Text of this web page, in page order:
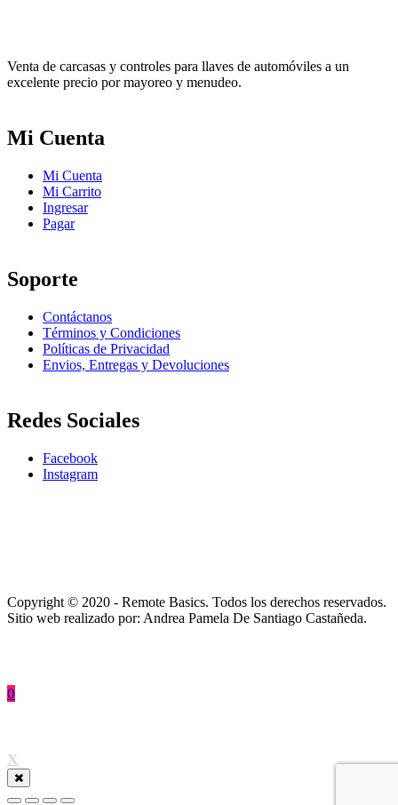
Venta de carcasas y controles para llaves de automóviles a un
excelente precio por mayoreo y menudeo.
Mi Cuenta
Mi Cuenta
Mi Carrito
Ingresar
Pagar
Soporte
Contáctanos
Términos y Condiciones
Políticas de Privacidad
Envios, Entregas y Devoluciones
Redes Sociales
Facebook
Instagram
Copyright © 2020 - Remote Basics. Todos los derechos reservados.
Sitio web realizado por: Andrea Pamela De Santiago Castañeda.
0
X